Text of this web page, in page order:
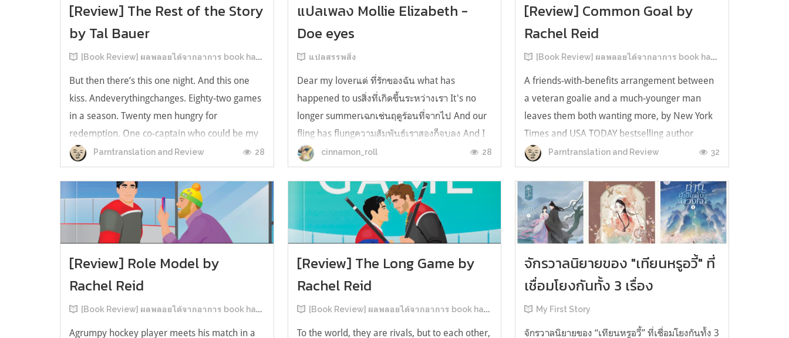
[Review] The Rest of the Story
by Tal Bauer
[Book Review] ผลพลอยได้จากอาการ book hangover หลังอ่านสารพัน MM Romance
But then there’s this one night. And this one
kiss. Andeverythingchanges. Eighty-two games
in a season. Twenty men hungry for
redemption. One co-captain who could be my
forever. This is the rest of the story. หลังอ่าน
แบบฟีลกู้ดติดๆ กันแล้ว เลยอยากได้ความแสบ
ทรวงในชีวิตบ้าง (หาเรื่อง!) เล่มนี้คู่หูเอ...
Parntranslation and Review 28
แปลเพลง Mollie Elizabeth -
Doe eyes
แปลสรรพสิ่ง
Dear my loverแด่ ที่รักของฉัน what has
happened to usสิ่งที่เกิดขึ้นระหว่างเรา It's no
longer summerเฉกเช่นฤดูร้อนที่จากไป And our
fling has flungความสัมพันธ์เราสองก็จบลง And I
still spin your recordsแต่ฉันยังเล่นเพลงโปรดของ
คุณบนแผ่นเสียงไวนิล And You still feel like
homeในใจฉัน ตัวตนคุณก็ยังอบอ...
cinnamon_roll 28
[Review] Common Goal by
Rachel Reid
[Book Review] ผลพลอยได้จากอาการ book hangover หลังอ่านสารพัน MM Romance
A friends-with-benefits arrangement between
a veteran goalie and a much-younger man
leaves them both wanting more, by New York
Times and USA TODAY bestselling author
Rachel Reid. เป็นเรื่องลำดับที่ 4ในซีรีส์ Game
Changer และเป็นเล่มที่ 4 ที่เราหยิบมาอ่าน ใน
ที่สุดลำดับเรื่องกับลำดับที่หยิบอ่านก็ตรงกั...
Parntranslation and Review 32
[Review] Role Model by
Rachel Reid
[Book Review] ผลพลอยได้จากอาการ book hangover หลังอ่านสารพัน MM Romance
Agrumpy hockey player meets his match in a
[Review] The Long Game by
Rachel Reid
[Book Review] ผลพลอยได้จากอาการ book hangover หลังอ่านสารพัน MM Romance
To the world, they are rivals, but to each other,
จักรวาลนิยายของ "เทียนหรูอวี้" ที่
เชื่อมโยงกันทั้ง 3 เรื่อง
My First Story
จักรวาลนิยายของ “เทียนหรูอวี้” ที่เชื่อมโยงกันทั้ง 3